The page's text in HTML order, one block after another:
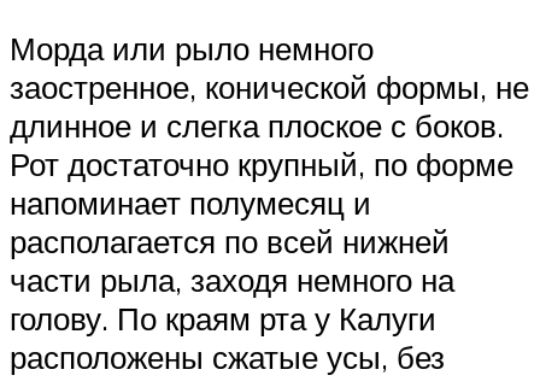
Морда или рыло немного
заостренное, конической формы, не
длинное и слегка плоское с боков.
Рот достаточно крупный, по форме
напоминает полумесяц и
располагается по всей нижней
части рыла, заходя немного на
голову. По краям рта у Калуги
расположены сжатые усы, без